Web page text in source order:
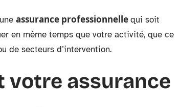
assurance professionnellequi soit
en même temps que votre activité, que ce
de secteurs d’intervention.
votre assurance